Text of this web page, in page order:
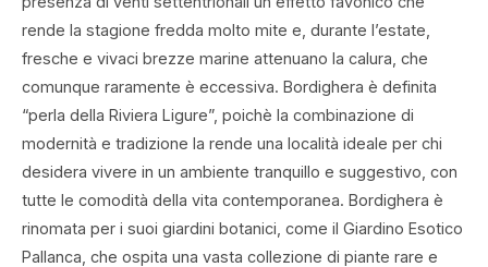
rende la stagione fredda molto mite e, durante l’estate,
fresche e vivaci brezze marine attenuano la calura, che
comunque raramente è eccessiva. Bordighera è definita
“perla della Riviera Ligure”, poichè la combinazione di
modernità e tradizione la rende una località ideale per chi
desidera vivere in un ambiente tranquillo e suggestivo, con
tutte le comodità della vita contemporanea. Bordighera è
rinomata per i suoi giardini botanici, come il Giardino Esotico
Pallanca, che ospita una vasta collezione di piante rare e